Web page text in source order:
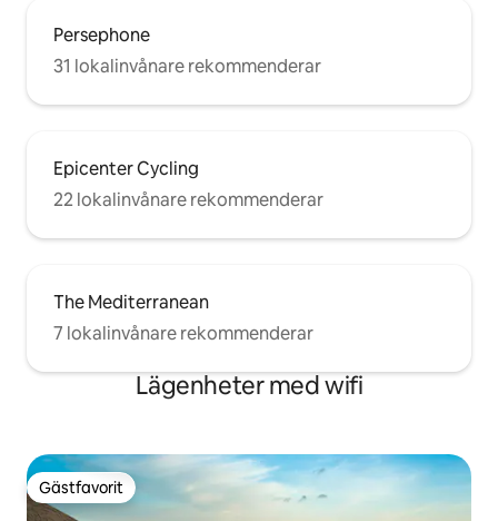
Persephone
31 lokalinvånare rekommenderar
Epicenter Cycling
22 lokalinvånare rekommenderar
The Mediterranean
7 lokalinvånare rekommenderar
Lägenheter med wifi
Gästfavorit
Gästfavorit